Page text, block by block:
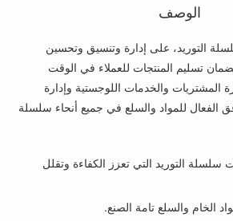
الوصف
التوريد، على إدارة وتنسيق وتحسين
تسليم المنتجات للعملاء في الوقت
المشتريات والخدمات اللوجستية وإدارة
الفعال للمواد والسلع في جميع أنحاء سلسلة
سلسلة التوريد التي تعزز الكفاءة وتقلل
الخام والسلع تامة الصنع.